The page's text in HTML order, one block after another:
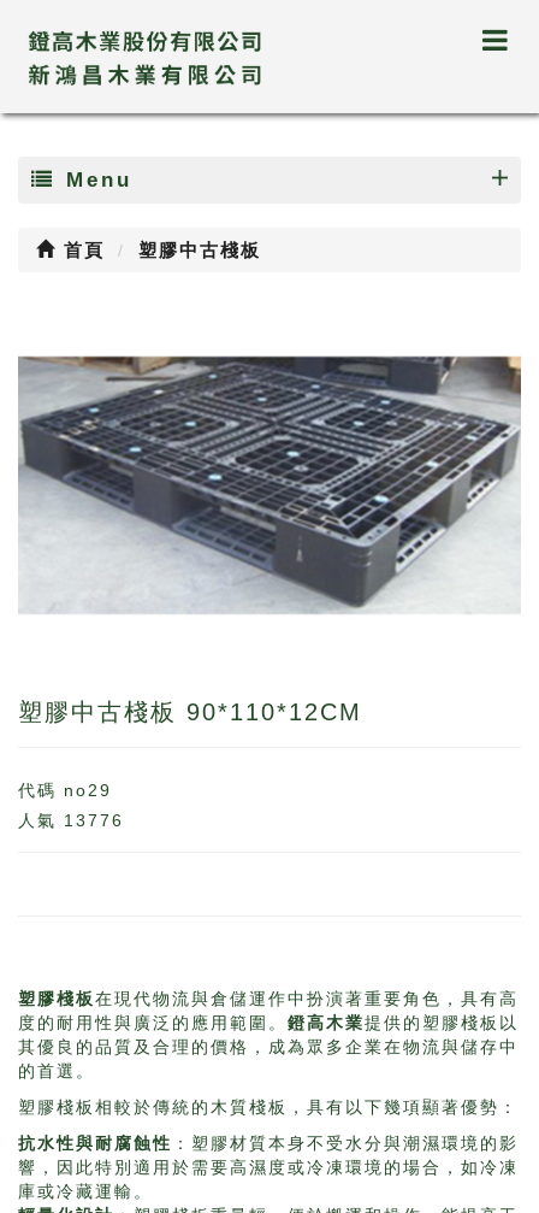
Menu
首頁 塑膠中古棧板
塑膠中古棧板 90*110*12CM
代碼 no29
人氣 13776
塑膠棧板在現代物流與倉儲運作中扮演著重要角色，具有高
度的耐用性與廣泛的應用範圍。 鐙高木業提供的塑膠棧板以
其優良的品質及合理的價格，成為眾多企業在物流與儲存中
的首選。
塑膠棧板相較於傳統的木質棧板，具有以下幾項顯著優勢：
抗水性與耐腐蝕性 ：塑膠材質本身不受水分與潮濕環境的影
響，因此特別適用於需要高濕度或冷凍環境的場合，如冷凍
庫或冷藏運輸。